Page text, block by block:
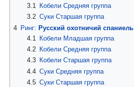
3.1
Кобели Средняя группа
3.2 Суки Старшая группа
4 Ринг: Русский охотничий спаниель
4.1
Кобели Младшая группа
4.2
Кобели Средняя группа
4.3
Кобели Старшая группа
4.4 Суки Средняя группа
4.5 Суки Старшая группа